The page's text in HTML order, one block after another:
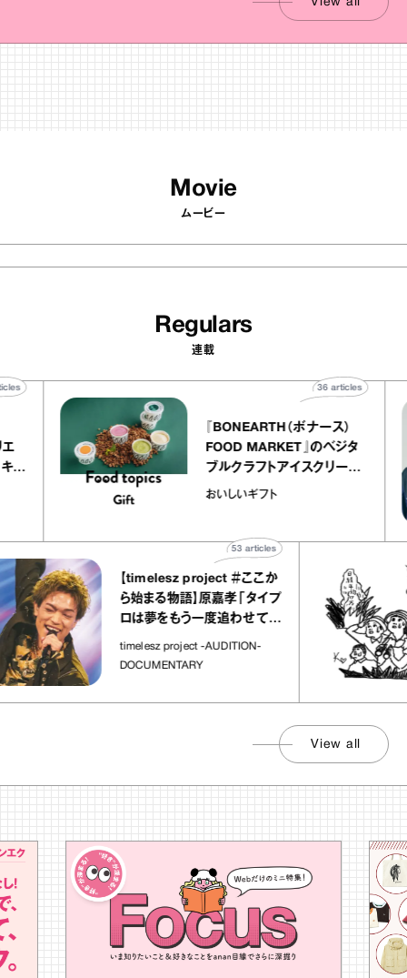
View all
Movie
ムービー
Regulars
連載
トリエ
プ キャ
40articles
『BONEARTH（ボナース）
FOOD MARKET』のベジタ
ブルクラフトアイスクリーム
｜真野知子の「おいしいギフ
おいしいギフト
36articles
【timelesz project ＃ここか
ら始まる物語】原嘉孝「タイプ
ロは夢をもう一度追わせてく
れた場所」
timelesz project -AUDITION-
DOCUMENTARY
articles
View all